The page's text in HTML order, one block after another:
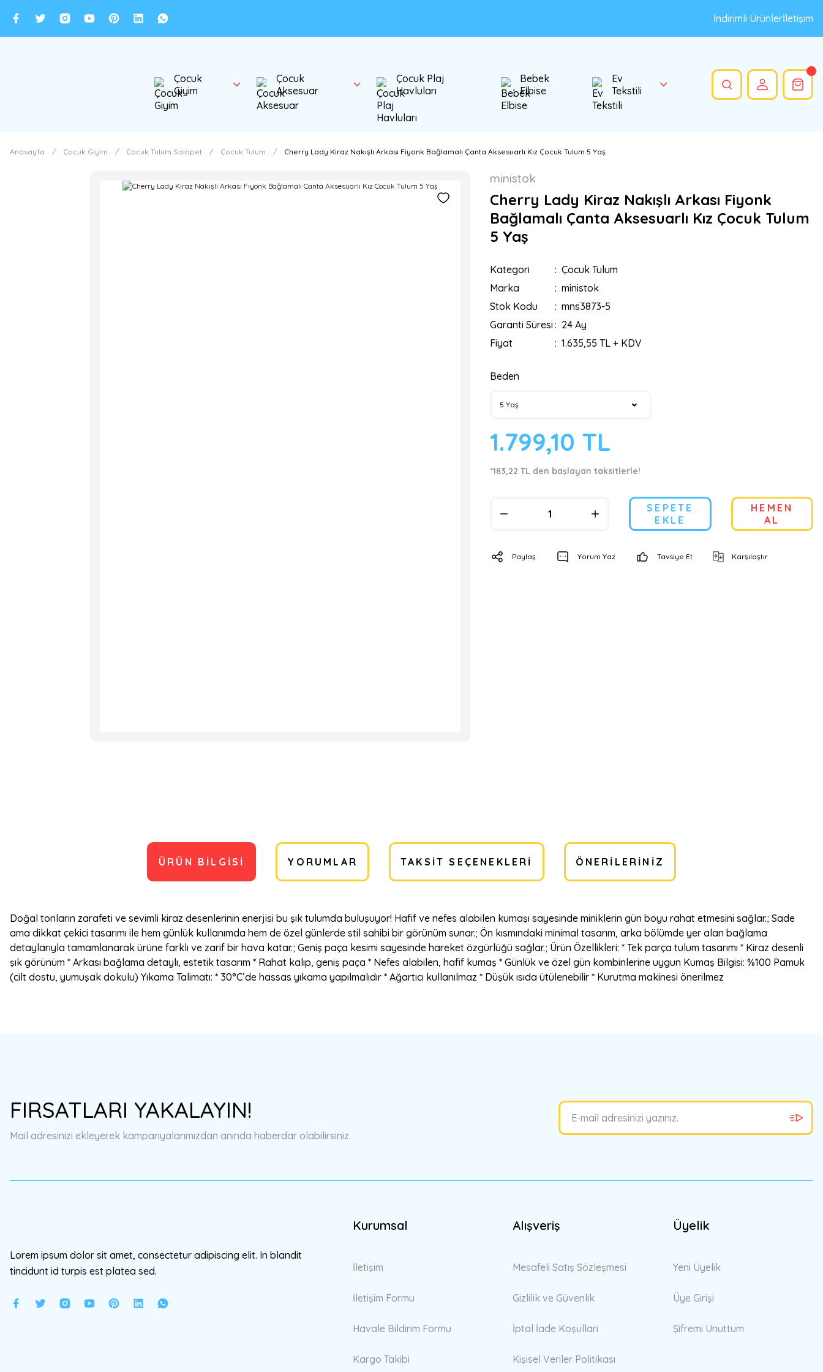
İndirimli Ürünlerİletişim
Çocuk
Giyim
Çocuk
Aksesuar
Çocuk Plaj
Havluları
Bebek
Elbise
Ev
Tekstili
Anasayfa Çocuk Giyim Çocuk Tulum Salopet Çocuk Tulum Cherry Lady Kiraz Nakışlı Arkası Fiyonk Bağlamalı Çanta Aksesuarlı Kız Çocuk Tulum 5 Yaş
ministok
Cherry Lady Kiraz Nakışlı Arkası Fiyonk
Bağlamalı Çanta Aksesuarlı Kız Çocuk Tulum
5 Yaş
Kategori
Çocuk Tulum
Marka
ministok
Stok Kodu
mns3873-5
Garanti Süresi
24 Ay
Fiyat
1.635,55 TL + KDV
Beden
1.799,10 TL
*183,22 TL den başlayan taksitlerle!
SEPETE
EKLE
HEMEN
AL
Paylaş Yorum Yaz Tavsiye Et Karşılaştır
ÜRÜN BILGISI YORUMLAR TAKSIT SEÇENEKLERI ÖNERILERINIZ
Doğal tonların zarafeti ve sevimli kiraz desenlerinin enerjisi bu şık tulumda buluşuyor! Hafif ve nefes alabilen kumaşı sayesinde miniklerin gün boyu rahat etmesini sağlar.; Sade
ama dikkat çekici tasarımı ile hem günlük kullanımda hem de özel günlerde stil sahibi bir görünüm sunar.; Ön kısmındaki minimal tasarım, arka bölümde yer alan bağlama
detaylarıyla tamamlanarak ürüne farklı ve zarif bir hava katar.; Geniş paça kesimi sayesinde hareket özgürlüğü sağlar.; Ürün Özellikleri: * Tek parça tulum tasarımı * Kiraz desenli
şık görünüm * Arkası bağlama detaylı, estetik tasarım * Rahat kalıp, geniş paça * Nefes alabilen, hafif kumaş * Günlük ve özel gün kombinlerine uygun Kumaş Bilgisi: %100 Pamuk
(cilt dostu, yumuşak dokulu) Yıkama Talimatı: * 30°C’de hassas yıkama yapılmalıdır * Ağartıcı kullanılmaz * Düşük ısıda ütülenebilir * Kurutma makinesi önerilmez
Ürün açıklamasında eksik bilgiler bulunuyor.
Ürün fiyatı diğer sitelerden daha pahalı.
FIRSATLARI YAKALAYIN!
Mail adresinizi ekleyerek kampanyalarımızdan anında haberdar olabilirsiniz.
Lorem ipsum dolor sit amet, consectetur adipiscing elit. In blandit
tincidunt id turpis est platea sed.
Kurumsal
İletişim
İletişim Formu
Havale Bildirim Formu
Kargo Takibi
Alışveriş
Mesafeli Satış Sözleşmesi
Gizlilik ve Güvenlik
İptal İade Koşullari
Kişisel Veriler Politikası
Üyelik
Yeni Üyelik
Üye Girişi
Şifremi Unuttum